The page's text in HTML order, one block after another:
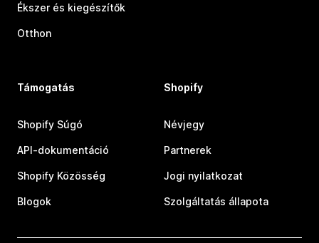
Ékszer és kiegészítők
Otthon
Támogatás
Shopify Súgó
API-dokumentáció
Shopify Közösség
Blogok
Shopify
Névjegy
Partnerek
Jogi nyilatkozat
Szolgáltatás állapota